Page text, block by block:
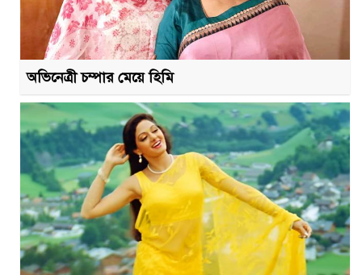
অভিনেত্রী চম্পার মেয়ে হিমি